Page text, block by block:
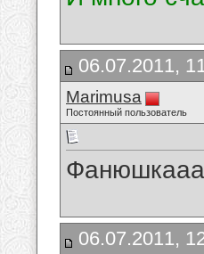
06.07.2011,
Marimusa
Постоянный пользователь
06.07.2011,